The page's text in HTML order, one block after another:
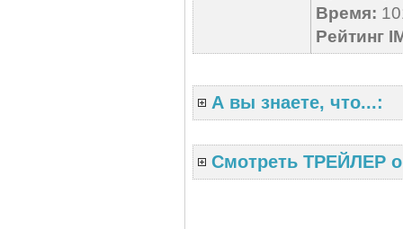
Время:
Рейтинг
А вы знаете, что...:
Смотреть ТРЕЙЛЕР